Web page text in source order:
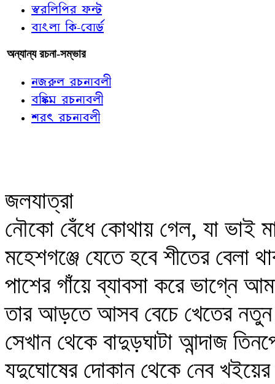
স্বরলিপির ফন্ট
বাংলা কি-বোর্ড
অন্যান্য রচনা-সম্ভার
নজরুল রচনাবলী
বঙ্কিম রচনাবলী
শরৎ রচনাবলী
জলযাত্রা
নৌকো বেঁধে কোথায় গেল, যা ভাই
মহেশগঞ্জে যেতে হবে শীতের বেলা
পাশের গাঁয়ে ব্যাবসা করে ভাগ্নে
তার আড়তে আসব বেচে খেতের
সেখান থেকে বাদুড়ঘাটা আন্দাজ
যদুঘোষের দোকান থেকে নেব